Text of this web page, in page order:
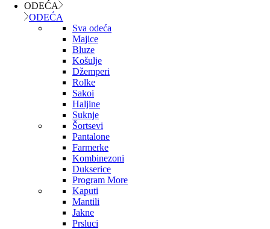
ODEĆA
ODEĆA
Sva odeća
Majice
Bluze
Košulje
Džemperi
Rolke
Sakoi
Haljine
Suknje
Šortsevi
Pantalone
Farmerke
Kombinezoni
Dukserice
Program More
Kaputi
Mantili
Jakne
Prsluci